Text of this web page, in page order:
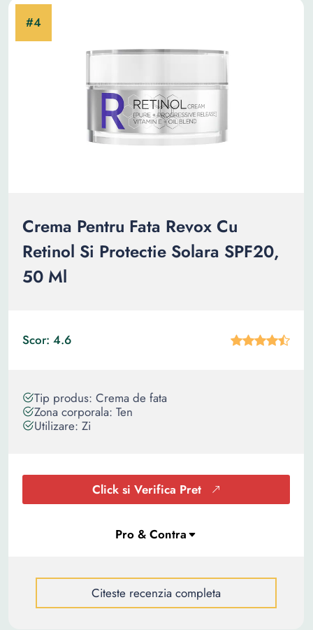
Crema Pentru Fata Revox Cu
Retinol Si Protectie Solara SPF20,
50 Ml
Scor: 4.6
Tip produs: Crema de fata
Zona corporala: Ten
Utilizare: Zi
Click si Verifica Pret
Citeste recenzia completa